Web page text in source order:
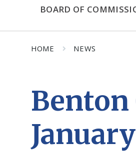
BOARD OF
HOME NEWS
Benton